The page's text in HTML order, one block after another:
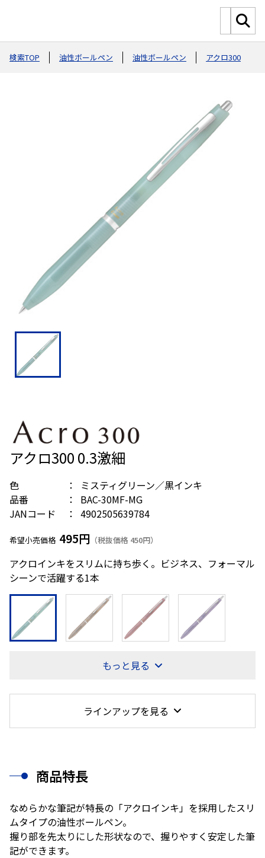
検索TOP 油性ボールペン 油性ボールペン アクロ300
アクロ300 0.3激細
色
ミスティグリーン／黒インキ
品番
BAC-30MF-MG
JANコード
4902505639784
希望小売価格 495円 （税抜価格 450円）
アクロインキをスリムに持ち歩く。ビジネス、フォーマル
シーンで活躍する1本
もっと見る
ラインアップを見る
商品特長
なめらかな筆記が特長の「アクロインキ」を採用したスリ
ムタイプの油性ボールペン。
握り部を先太りにした形状なので、握りやすく安定した筆
記ができます。